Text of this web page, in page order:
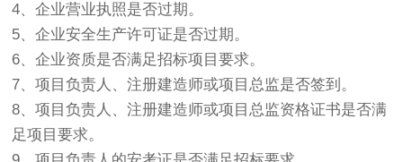
4、企业营业执照是否过期。
5、企业安全生产许可证是否过期。
6、企业资质是否满足招标项目要求。
7、项目负责人、注册建造师或项目总监是否签到。
8、项目负责人、注册建造师或项目总监资格证书是否满
足项目要求。